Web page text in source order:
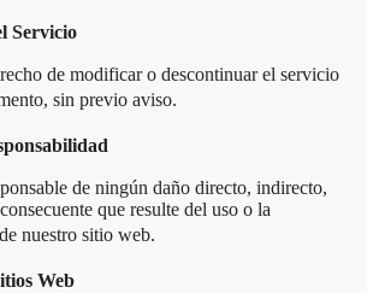
Servicio
de modificar o descontinuar el servicio
sin previo aviso.
de ningún daño directo, indirecto,
que resulte del uso o la
nuestro sitio web.
Web